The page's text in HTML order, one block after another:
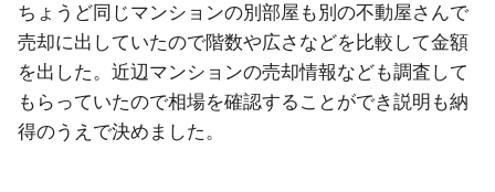
ちょうど同じマンションの別部屋も別の不動屋さんで
売却に出していたので階数や広さなどを比較して金額
を出した。近辺マンションの売却情報なども調査して
もらっていたので相場を確認することができ説明も納
得のうえで決めました。